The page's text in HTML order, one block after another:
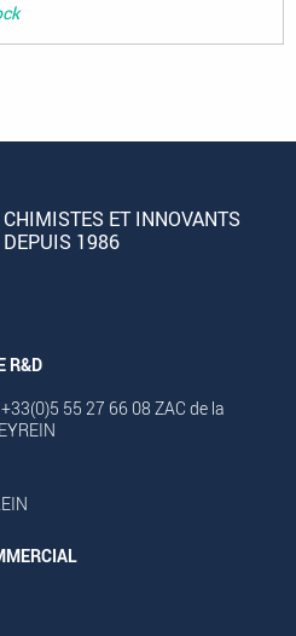
CHIMISTES ET INNOVANTS
DEPUIS 1986
R&D
55 27 66 08 ZAC de la